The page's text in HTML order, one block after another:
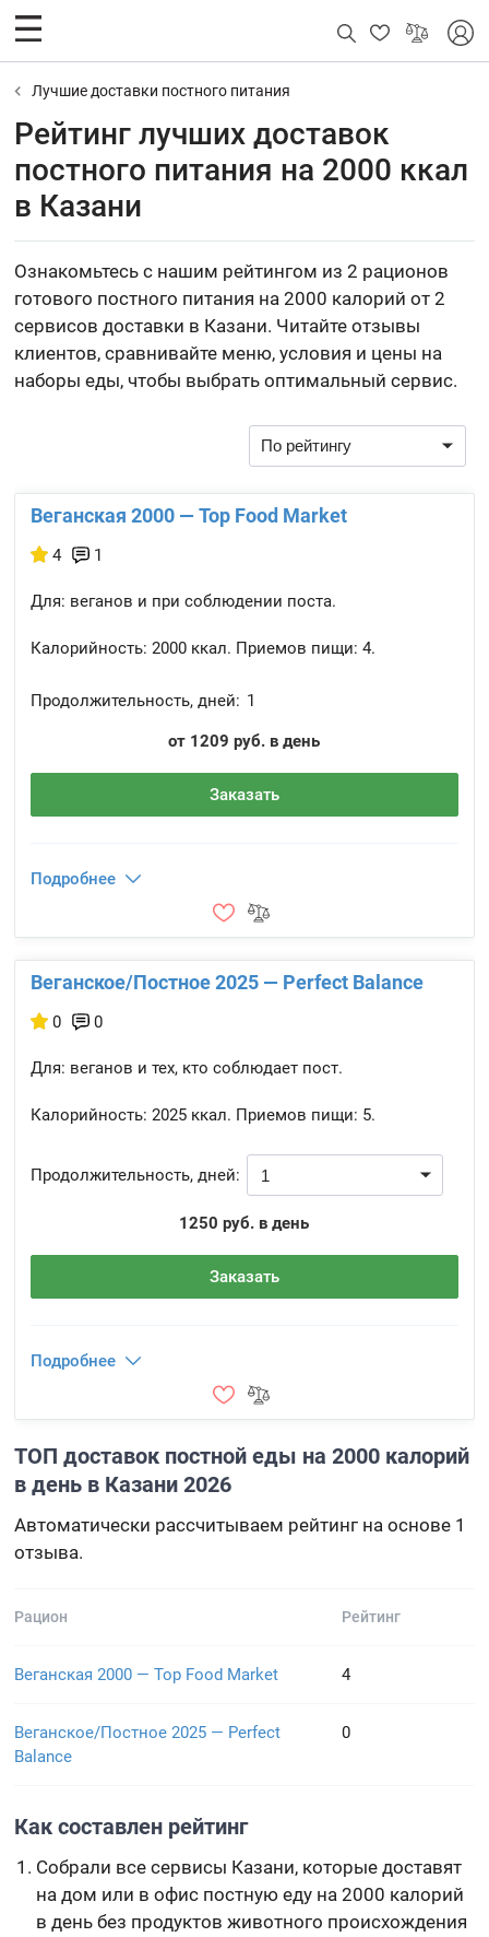
Лучшие доставки постного питания
Рейтинг лучших доставок
постного питания на 2000 ккал
в Казани
Ознакомьтесь с нашим рейтингом из 2 рационов
готового постного питания на 2000 калорий от 2
сервисов доставки в Казани. Читайте отзывы
клиентов, сравнивайте меню, условия и цены на
наборы еды, чтобы выбрать оптимальный сервис.
Веганская 2000 — Top Food Market
4 1
Для: веганов и при соблюдении поста.
Калорийность: 2000 ккал. Приемов пищи: 4.
Продолжительность, дней: 1
от 1209 руб. в день
Заказать
Подробнее
Веганское/Постное 2025 — Perfect Balance
0 0
Для: веганов и тех, кто соблюдает пост.
Калорийность: 2025 ккал. Приемов пищи: 5.
Продолжительность, дней:
1250 руб. в день
Заказать
Подробнее
ТОП доставок постной еды на 2000 калорий
в день в Казани 2026
Автоматически рассчитываем рейтинг на основе 1
отзыва.
Рацион Рейтинг
Веганская 2000 — Top Food Market 4
Веганское/Постное 2025 — Perfect
Balance
0
Как составлен рейтинг
Собрали все сервисы Казани, которые доставят
на дом или в офис постную еду на 2000 калорий
в день без продуктов животного происхождения